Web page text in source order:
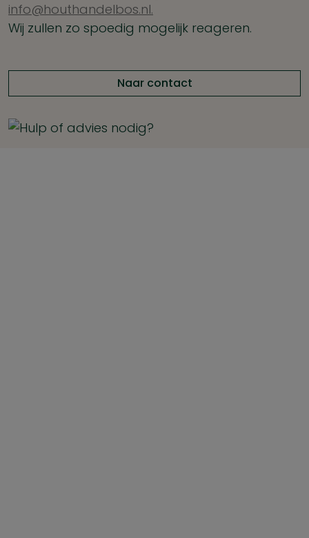
info@houthandelbos.nl.
Wij zullen zo spoedig mogelijk reageren.
Naar contact